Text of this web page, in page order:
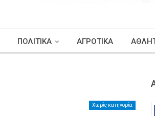
ΠΟΛΙΤΙΚΑ ΑΓΡΟΤΙΚΑ
Χωρίς κατηγορία